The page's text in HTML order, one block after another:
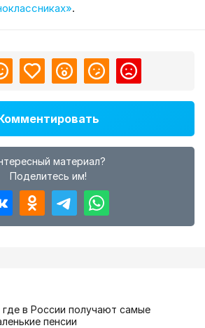
.
материал?
Поделитесь им!
где в России получают самые
пенсии